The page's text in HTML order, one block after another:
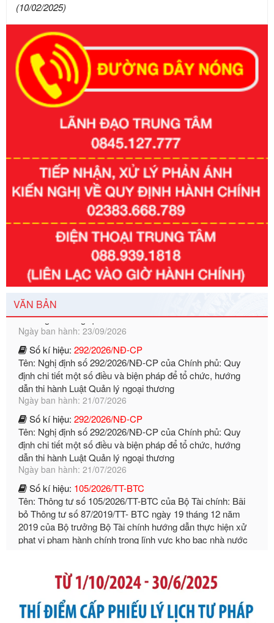
(10/02/2025)
VĂN BẢN
Số kí hiệu:351/2025/NĐ-CP
Tên: Nghị định số 351/2025/NĐ-CP của Chính phủ: Quy
định chuẩn nghèo đa chiều quốc gia giai đoạn 2026 - 2030
Ngày ban hành: 29/12/2026
Số kí hiệu:3014/QĐ-UBND
Tên: Quyết định về việc công bố danh mục thủ tục hành
chính ban hành mới, sửa đổi bổ sung trong lĩnh vực hỗ trợ
đầu tư, lĩnh vực đấu thầu lựa chọn nhà thầu thuộc thẩm
quyền giải quyết của Sở Tài chính và Ban Quản lý Khu kinh
tế Đông Nam Nghệ An
Ngày ban hành: 23/09/2026
Số kí hiệu:292/2026/NĐ-CP
Tên: Nghị định số 292/2026/NĐ-CP của Chính phủ: Quy
định chi tiết một số điều và biện pháp để tổ chức, hướng
dẫn thi hành Luật Quản lý ngoại thương
Ngày ban hành: 21/07/2026
Số kí hiệu: 292/2026/NĐ-CP
Tên: Nghị định số 292/2026/NĐ-CP của Chính phủ: Quy
định chi tiết một số điều và biện pháp để tổ chức, hướng
dẫn thi hành Luật Quản lý ngoại thương
Ngày ban hành: 21/07/2026
Số kí hiệu: 105/2026/TT-BTC
Tên: Thông tư số 105/2026/TT-BTC của Bộ Tài chính: Bãi
bỏ Thông tư số 87/2019/TT- BТC ngày 19 tháng 12 năm
2019 của Bộ trưởng Bộ Tài chính hướng dẫn thực hiện xử
phạt vi phạm hành chính trong lĩnh vực kho bạc nhà nước
Ngày ban hành: 21/07/2026
Số kí hiệu: 291/2026/NĐ-CP
Tên: Nghị định số 291/2026/NĐ-CP của Chính phủ: Sửa
ngày 19 tháng 10 năm 2020 của Chính phủ quy định xử
phạt vi phạm hành chính về thuế, hóa đơn được sửa đổi, bổ
sung bởi Nghị định số 102/2021/NĐ-CP
Ngày ban hành: 20/07/2026